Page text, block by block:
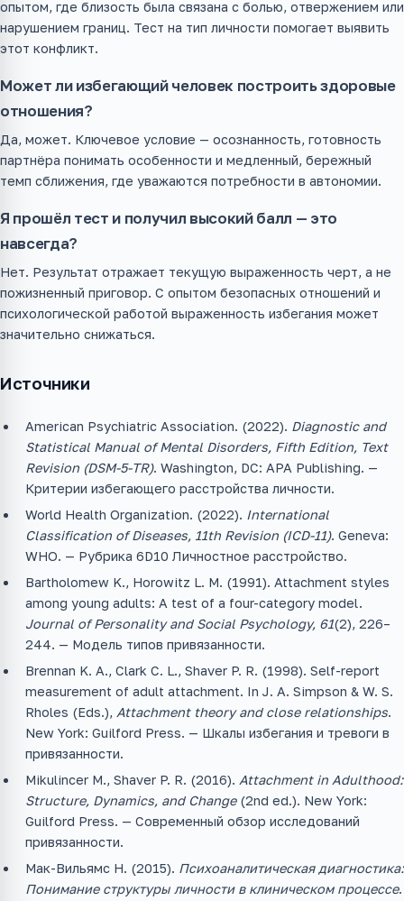
опытом, где близость была связана с болью, отвержением или
нарушением границ. Тест на тип личности помогает выявить
этот конфликт.
Может ли избегающий человек построить здоровые
отношения?
Да, может. Ключевое условие — осознанность, готовность
партнёра понимать особенности и медленный, бережный
темп сближения, где уважаются потребности в автономии.
Я прошёл тест и получил высокий балл — это
навсегда?
Нет. Результат отражает текущую выраженность черт, а не
пожизненный приговор. С опытом безопасных отношений и
психологической работой выраженность избегания может
значительно снижаться.
Источники
American Psychiatric Association. (2022). Diagnostic and
Statistical Manual of Mental Disorders, Fifth Edition, Text
Revision (DSM-5-TR). Washington, DC: APA Publishing. —
Критерии избегающего расстройства личности.
World Health Organization. (2022). International
Classification of Diseases, 11th Revision (ICD-11). Geneva:
WHO. — Рубрика 6D10 Личностное расстройство.
Bartholomew K., Horowitz L. M. (1991). Attachment styles
among young adults: A test of a four-category model.
Journal of Personality and Social Psychology, 61(2), 226–
244. — Модель типов привязанности.
Brennan K. A., Clark C. L., Shaver P. R. (1998). Self-report
measurement of adult attachment. In J. A. Simpson & W. S.
Rholes (Eds.), Attachment theory and close relationships.
New York: Guilford Press. — Шкалы избегания и тревоги в
привязанности.
Mikulincer M., Shaver P. R. (2016). Attachment in Adulthood:
Structure, Dynamics, and Change(2nd ed.). New York:
Guilford Press. — Современный обзор исследований
привязанности.
Мак-Вильямс Н. (2015). Психоаналитическая диагностика:
Понимание структуры личности в клиническом процессе.